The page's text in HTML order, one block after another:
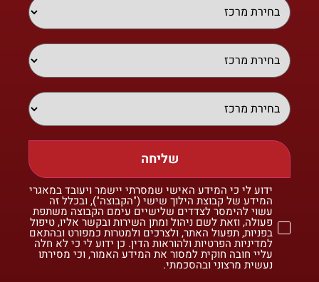
שליחה
ידוע לי כי המידע האישי שמסרתי יישמר ויעובד במאגרי
המידע של קבוצת הילוך שישי ("הקבוצה"), ובכלל זה
עשוי להימסר לצדדים שלישיים עימם הקבוצה משתפת
פעולה, וזאת לשם ניהול ומתן השירות ובקשר אליו, טיפול
בפניות, תפעול האתר, ולצרכים ולמטרות כמפורט ובהתאם
למדיניות הפרטיות ולהוראות הדין. כן ידוע לי כי לא חלה
עליי חובה חוקית למסור את המידע האמור, וכי מסירתו
נעשית מרצוני ובהסכמתי.